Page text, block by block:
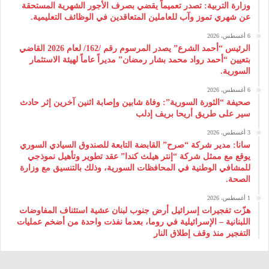
وزارة التربية: تصدر تعميماً يقضي بصرف الأجور الشهرية المستحقة
عن شهري تموز وآب للعاملين المتعاقدين في الوظائف التعليمية.
6 أغسطس، 2026
الرئيس “أحمد الشرع” يصدر المرسوم رقم /162/ لعام 2026 ‌القاضي
بتعيين “أحمد رواد محمد بشار رمضان” مديراً عاماً لهيئة ‌الاستثمار
السورية.
6 أغسطس، 2026
صحيفة “الثورة السورية”: وفاة شابين وإصابة اثنين آخرين إثر حادث
سير على طريق أريحا بريف إدلب
3 أغسطس، 2026
سانا: مدير شركة “صرح” القابضة التابعة للصندوق السيادي السوري
يوقع مع ممثل شركة “إنتر هيلث كندا” عقد تطوير وتأهيل نموذجي
للمشافي الوطنية في المحافظات السورية، وذلك بالتنسيق مع وزارة
الصحة.
1 أغسطس، 2026
هزّت تفجيرات إسرائيل أرض جنوب لبنان عشية استئناف المفاوضات
اللبنانية – الإسرائيلية في روما، بعدما نفذت واحدة من أضخم عمليات
التفجير منذ وقف إطلاق النار